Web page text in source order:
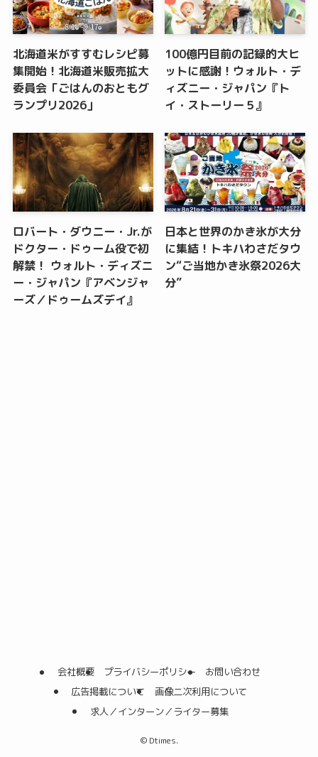
北海道米がすすむレシピ募
集開始！北海道米販売拡大
委員会「ごはんのおともグ
ランプリ2026」
100億円目前の記録的大ヒ
ットに感謝！ウォルト・デ
ィズニー・ジャパン『ト
イ・ストーリー５』
ロバート・ダウニー・Jr.が
ドクター・ドゥーム役で初
解禁！ ウォルト・ディズニ
ー・ジャパン『アベンジャ
ーズ／ドゥームズデイ』
日本と世界のかき氷が大分
に集結！トキハわさだタウ
ン“ご当地かき氷祭2026大
分”
会社概要 プライバシーポリシー
お問い合わせ
広告掲載について
画像二次利用について
求人／インターン／ライター募集
©Dtimes.